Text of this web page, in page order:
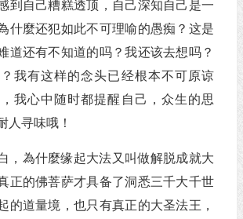
到自己糟糕透顶，自己深知自己是一
什麼还犯如此不可理喻的愚痴？这是
道还有不知道的吗？我还该去想吗？
我有这样的念头已经根本不可原谅
我心中随时都提醒自己，众生的思
人寻味哦！
，為什麼缘起大法又叫做解脱成就大
正的佛菩萨才具备了洞悉三千大千世
的道量境，也只有真正的大圣法王，